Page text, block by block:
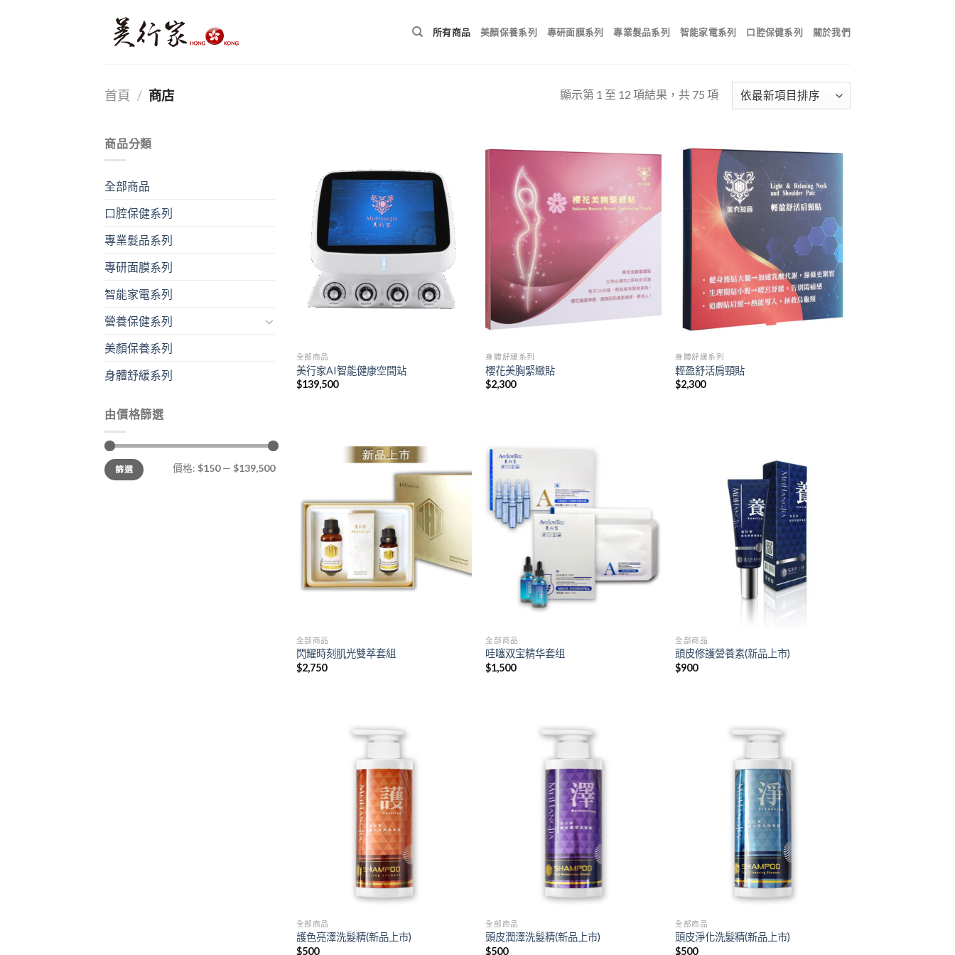
所有商品 美顏保養系列 專研面膜系列 專業髮品系列 智能家電系列 口腔保健系列 關於我們
首頁 / 商店 顯示第 1 至 12 項結果，共 75 項
商品分類
全部商品
口腔保健系列
專業髮品系列
專研面膜系列
智能家電系列
營養保健系列
美顏保養系列
身體舒緩系列
由價格篩選
最
低
價
最
高
價
篩選 價格: $150— $139,500
Add to
wishlist
全部商品
美行家AI智能健康空間站
$139,500
Add to
wishlist
身體舒緩系列
櫻花美胸緊緻貼
$2,300
Add to
wishlist
身體舒緩系列
輕盈舒活肩頸貼
$2,300
全部商品
閃耀時刻肌光雙萃套組
$2,750
全部商品
哇噻双宝精华套组
$1,500
全部商品
頭皮修護營養素(新品上市)
$900
全部商品
護色亮澤洗髮精(新品上市)
$500
全部商品
頭皮潤澤洗髮精(新品上市)
$500
全部商品
頭皮淨化洗髮精(新品上市)
$500